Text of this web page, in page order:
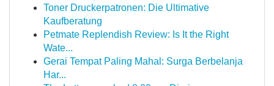
Toner Druckerpatronen: Die Ultimative
Kaufberatung
Petmate Replendish Review: Is It the Right
Wate...
Gerai Tempat Paling Mahal: Surga Berbelanja
Har...